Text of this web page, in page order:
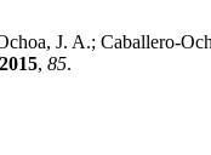
J. A.; Caballero-
2015, 85.